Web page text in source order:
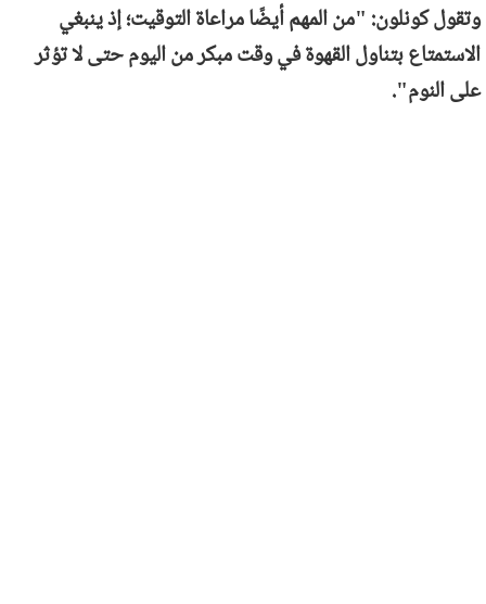
وتقول كونلون: "من المهم أيضًا مراعاة التوقيت؛ إذ ينبغي
الاستمتاع بتناول القهوة في وقت مبكر من اليوم حتى لا تؤثر
على النوم".